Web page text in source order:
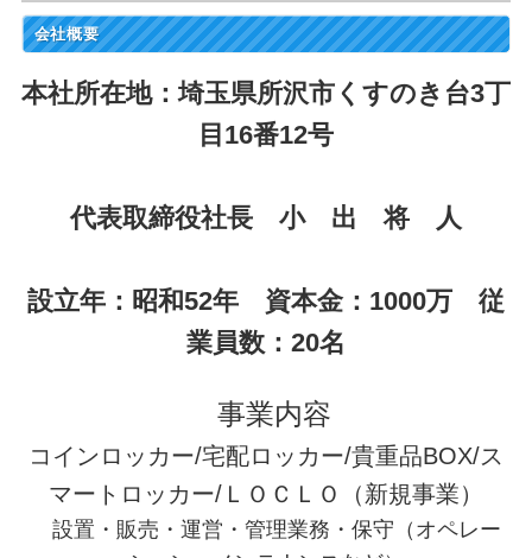
会社概要・お問い合わせ
会社概要
本社所在地：埼玉県所沢市くすのき台3丁
目16番12号
代表取締役社長 小 出 将 人
設立年：昭和52年 資本金：1000万 従
業員数：20名
事業内容
コインロッカー/宅配ロッカー/貴重品BOX/ス
マートロッカー/ＬＯＣＬＯ（新規事業）
設置・販売・運営・管理業務・保守（オペレー